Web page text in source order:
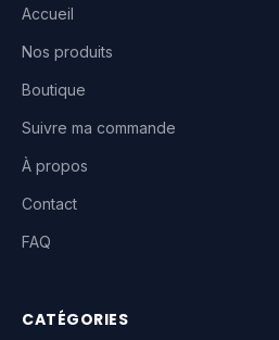
Accueil
Nos produits
Boutique
Suivre ma commande
À propos
Contact
FAQ
CATÉGORIES